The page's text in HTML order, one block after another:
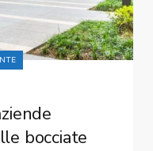
bocciate